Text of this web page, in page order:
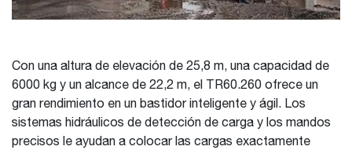
Con una altura de elevación de 25,8 m, una capacidad de
6000 kg y un alcance de 22,2 m, el TR60.260 ofrece un
gran rendimiento en un bastidor inteligente y ágil. Los
sistemas hidráulicos de detección de carga y los mandos
precisos le ayudan a colocar las cargas exactamente